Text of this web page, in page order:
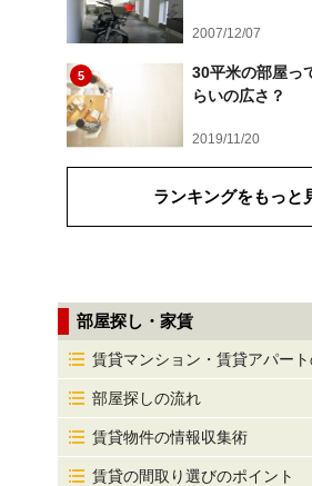
2007/12/07
5
30平米の部屋っ
らいの広さ？
2019/11/20
ランキングをもっと
部屋探し・家賃
賃貸マンション・賃貸アパー
部屋探しの流れ
賃貸物件の情報収集術
賃貸の間取り選びのポイント